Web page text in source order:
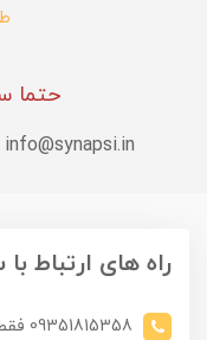
حتما
info@synapsi.in
راه های ارتباط
09351815358 فقط به صورت پیامک - 08632241297